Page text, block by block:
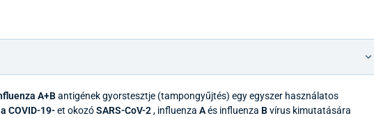
A+Bantigének gyorstesztje (tampongyűjtés) egy egyszer használatos
a COVID-19-et okozóSARS-CoV-2, influenza Aés influenza Bvírus kimutatására